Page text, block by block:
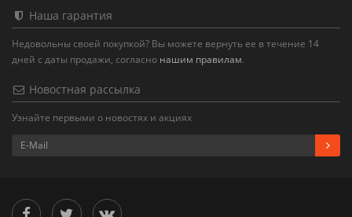
Наша гарантия
Недовольны своей покупкой? Вы можете вернуть ее в течение 14
дней с даты продажи, согласно нашим правилам.
Новостная рассылка
Узнайте первыми о новостях и акциях